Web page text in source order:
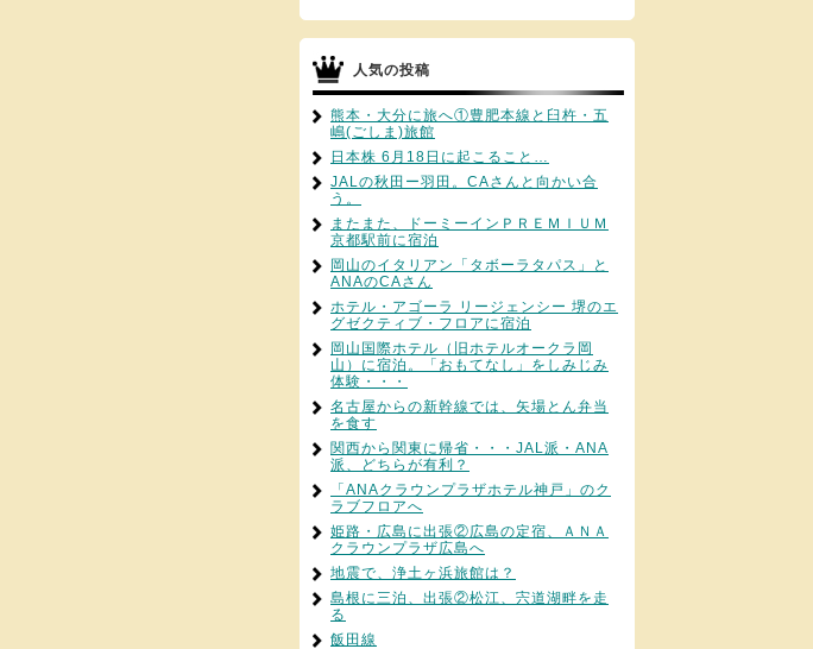
人気の投稿
熊本・大分に旅へ①豊肥本線と臼杵・五
嶋(ごしま)旅館
日本株 6月18日に起こること…
JALの秋田ー羽田。CAさんと向かい合
う。
またまた、ドーミーインＰＲＥＭＩＵＭ
京都駅前に宿泊
岡山のイタリアン「タボーラタパス」と
ANAのCAさん
ホテル・アゴーラ リージェンシー 堺のエ
グゼクティブ・フロアに宿泊
岡山国際ホテル（旧ホテルオークラ岡
山）に宿泊。「おもてなし」をしみじみ
体験・・・
名古屋からの新幹線では、矢場とん弁当
を食す
関西から関東に帰省・・・JAL派・ANA
派、どちらが有利？
「ANAクラウンプラザホテル神戸」のク
ラブフロアへ
姫路・広島に出張②広島の定宿、ＡＮＡ
クラウンプラザ広島へ
地震で、浄土ヶ浜旅館は？
島根に三泊、出張②松江、宍道湖畔を走
る
飯田線